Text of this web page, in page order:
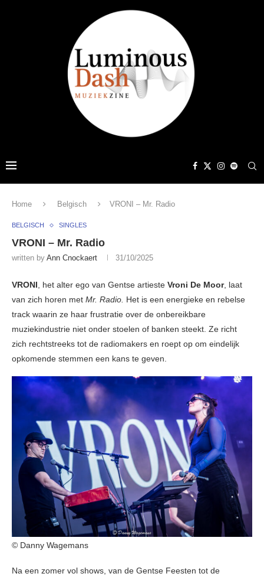
Home Belgisch VRONI – Mr. Radio
BELGISCH SINGLES
VRONI – Mr. Radio
written by Ann Cnockaert 31/10/2025
VRONI, het alter ego van Gentse artieste Vroni De Moor, laat
van zich horen met Mr. Radio. Het is een energieke en rebelse
track waarin ze haar frustratie over de onbereikbare
muziekindustrie niet onder stoelen of banken steekt. Ze richt
zich rechtstreeks tot de radiomakers en roept op om eindelijk
opkomende stemmen een kans te geven.
© Danny Wagemans
Na een zomer vol shows, van de Gentse Feesten tot de